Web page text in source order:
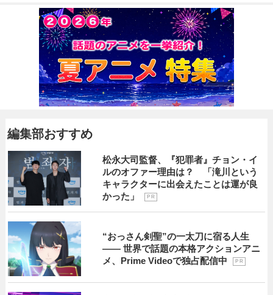
編集部おすすめ
松永大司監督、『犯罪者』チョン・イ
ルのオファー理由は？ 「滝川という
キャラクターに出会えたことは運が良
かった」
P R
“おっさん剣聖”の一太刀に宿る人生
―― 世界で話題の本格アクションアニ
メ、Prime Videoで独占配信中
P R